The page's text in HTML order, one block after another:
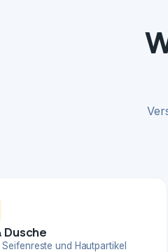
Dusche
Seifenreste und Hautpartikel